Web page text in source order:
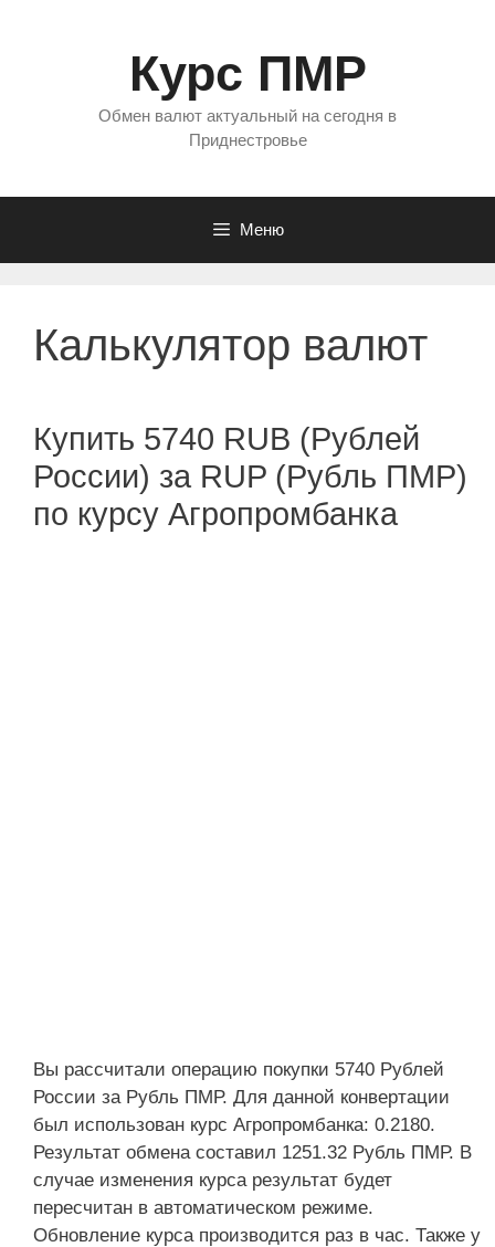
Курс ПМР
Обмен валют актуальный на сегодня в
Приднестровье
Меню
Калькулятор валют
Купить 5740 RUB (Рублей
России) за RUP (Рубль ПМР)
по курсу Агропромбанка
Вы рассчитали операцию покупки 5740 Рублей
России за Рубль ПМР. Для данной конвертации
был использован курс Агропромбанка: 0.2180.
Результат обмена составил 1251.32 Рубль ПМР. В
случае изменения курса результат будет
пересчитан в автоматическом режиме.
Обновление курса производится раз в час. Также у